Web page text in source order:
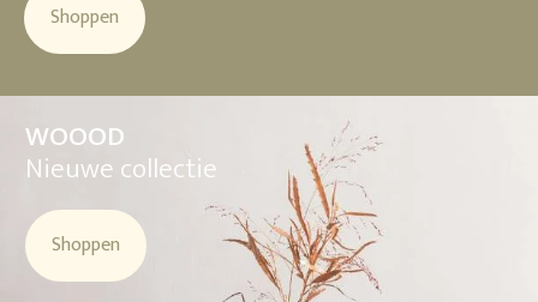
Shoppen
WOOOD
Nieuwe collectie
Shoppen